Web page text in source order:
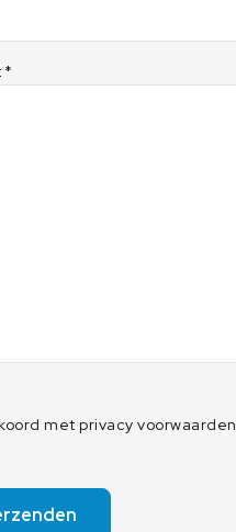
*
met privacy voorwaarden